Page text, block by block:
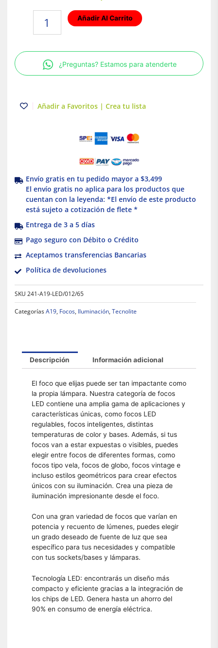
Ahorrador
Luz
Fría
Base
cantidad
Añadir Al Carrito
¿Preguntas? Estamos para atenderte
Añadir a Favoritos | Crea tu lista
Envío gratis en tu pedido mayor a $3,499
El envío gratis no aplica para los productos que
cuentan con la leyenda: *El envío de este producto
está sujeto a cotización de flete *
Entrega de 3 a 5 días
Pago seguro con Débito o Crédito
Aceptamos transferencias Bancarias
Política de devoluciones
SKU 241-A19-LED/012/65
CategoríasA19, Focos, Iluminación, Tecnolite
Descripción Información adicional
El foco que elijas puede ser tan impactante como
la propia lámpara. Nuestra categoría de focos
LED contiene una amplia gama de aplicaciones y
características únicas, como focos LED
regulables, focos inteligentes, distintas
temperaturas de color y bases. Además, si tus
focos van a estar expuestas o visibles, puedes
elegir entre focos de diferentes formas, como
focos tipo vela, focos de globo, focos vintage e
incluso estilos geométricos para crear efectos
únicos con su iluminación. Crea una pieza de
iluminación impresionante desde el foco.
Con una gran variedad de focos que varían en
potencia y recuento de lúmenes, puedes elegir
un grado deseado de fuente de luz que sea
específico para tus necesidades y compatible
con tus sockets/bases y lámparas.
Tecnología LED: encontrarás un diseño más
compacto y eficiente gracias a la integración de
los chips de LED. Genera hasta un ahorro del
90% en consumo de energía eléctrica.